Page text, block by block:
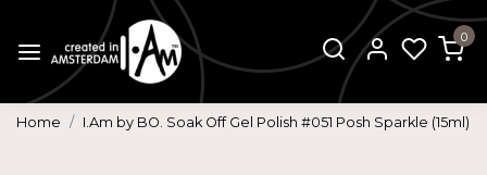
0
Home I.Am by BO. Soak Off Gel Polish #051 Posh Sparkle (15ml)